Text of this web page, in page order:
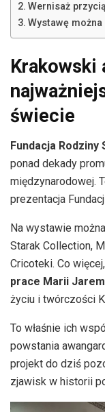
Wernisaż
Wystawę
Krakowski
świecie
Fundacja Rodziny
ponad dekady
międzynarodowej.
prezentacja
Na wystawie
Starak Collection,
Cricoteki. Co
prace Marii
życiu i twórczości
To właśnie ich
powstania
projekt do dziś
zjawisk w historii